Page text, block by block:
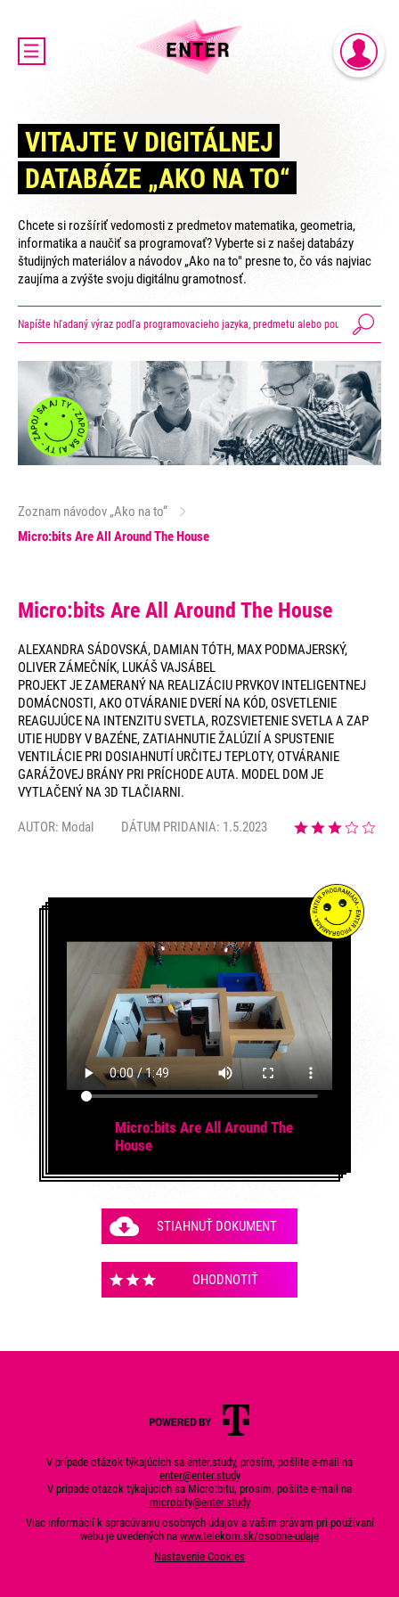
O PROJEKTE ENTER
ENTER MICRO:BIT 3D CUP
ENTER PROGRAMIÁDA
VIDEÁ YOUTUBEROV
VAŠE NÁPADY
KONTAKTY
REGISTRÁCIA
VITAJTE V DIGITÁLNEJ
DATABÁZE „AKO NA TO“
Chcete si rozšíriť vedomosti z predmetov matematika, geometria,
informatika a naučiť sa programovať? Vyberte si z našej databázy
študijných materiálov a návodov „Ako na to" presne to, čo vás najviac
zaujíma a zvýšte svoju digitálnu gramotnosť.
Zoznam návodov „Ako na to“
Micro:bits Are All Around The House
Micro:bits Are All Around The House
ALEXANDRA SÁDOVSKÁ, DAMIAN TÓTH, MAX PODMAJERSKÝ,
OLIVER ZÁMEČNÍK, LUKÁŠ VAJSÁBEL
PROJEKT JE ZAMERANÝ NA REALIZÁCIU PRVKOV INTELIGENTNEJ
DOMÁCNOSTI, AKO OTVÁRANIE DVERÍ NA KÓD, OSVETLENIE
REAGUJÚCE NA INTENZITU SVETLA, ROZSVIETENIE SVETLA A ZAP
UTIE HUDBY V BAZÉNE, ZATIAHNUTIE ŽALÚZIÍ A SPUSTENIE
VENTILÁCIE PRI DOSIAHNUTÍ URČITEJ TEPLOTY, OTVÁRANIE
GARÁŽOVEJ BRÁNY PRI PRÍCHODE AUTA. MODEL DOM JE
VYTLAČENÝ NA 3D TLAČIARNI.
AUTOR: Modal DÁTUM PRIDANIA: 1.5.2023
Micro:bits Are All Around The
House
STIAHNUŤ DOKUMENT
OHODNOTIŤ
V prípade otázok týkajúcich sa enter.study, prosím, pošlite e-mail na
enter@enter.study
V prípade otázok týkajúcich sa Micro:bitu, prosím, pošlite e-mail na
microbity@enter.study
Viac informácií k spracúvaniu osobných údajov a vašim právam pri používaní
webu je uvedených na www.telekom.sk/osobne-udaje
Nastavenie Cookies